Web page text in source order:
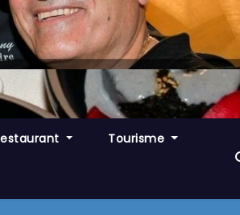
Tourisme